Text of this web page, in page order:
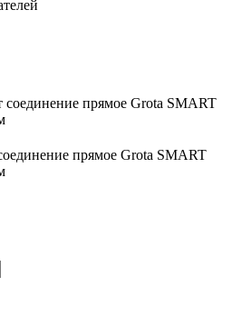
прямое Grota SMART
прямое Grota SMART